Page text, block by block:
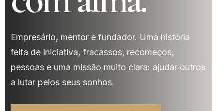
Empresário, mentor e fundador. Uma história
feita de iniciativa, fracassos, recomeços,
pessoas e uma missão muito clara: ajudar outros
a lutar pelos seus sonhos.